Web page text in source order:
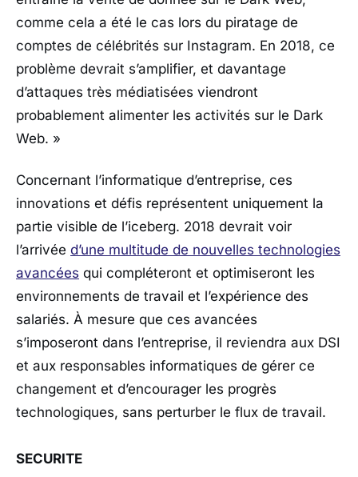
comme cela a été le cas lors du piratage de
comptes de célébrités sur Instagram. En 2018, ce
problème devrait s’amplifier, et davantage
d’attaques très médiatisées viendront
probablement alimenter les activités sur le Dark
Web. »
Concernant l’informatique d’entreprise, ces
innovations et défis représentent uniquement la
partie visible de l’iceberg. 2018 devrait voir
l’arrivée d’une multitude de nouvelles technologies
avancées qui compléteront et optimiseront les
environnements de travail et l’expérience des
salariés. À mesure que ces avancées
s’imposeront dans l’entreprise, il reviendra aux DSI
et aux responsables informatiques de gérer ce
changement et d’encourager les progrès
technologiques, sans perturber le flux de travail.
SECURITE